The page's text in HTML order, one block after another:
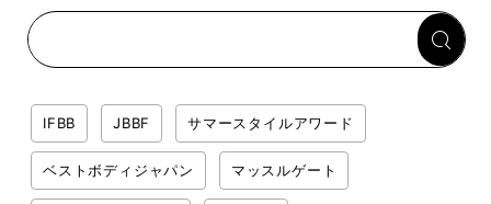
回復メシとは？
IFBB JBBF サマースタイルアワード
ベストボディジャパン マッスルゲート